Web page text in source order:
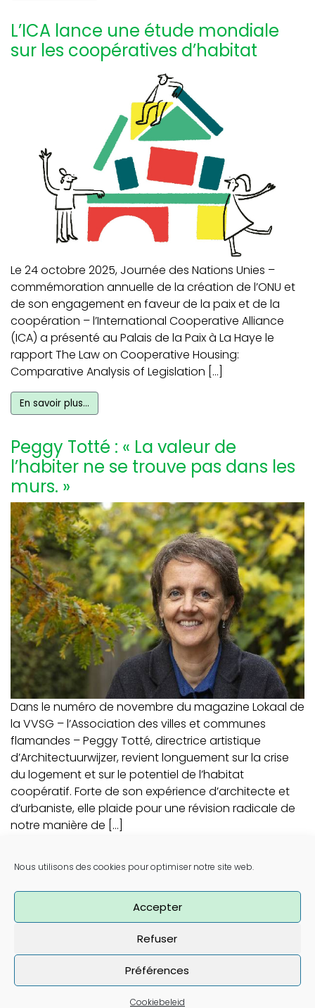
Nous utilisons des cookies pour optimiser notre site web.
Accepter
Refuser
Préférences
Cookiebeleid
L’ICA lance une étude mondiale
sur les coopératives d’habitat
Le 24 octobre 2025, Journée des Nations Unies –
commémoration annuelle de la création de l’ONU et
de son engagement en faveur de la paix et de la
coopération – l’International Cooperative Alliance
(ICA) a présenté au Palais de la Paix à La Haye le
rapport The Law on Cooperative Housing:
Comparative Analysis of Legislation […]
En savoir plus…
Peggy Totté : « La valeur de
l’habiter ne se trouve pas dans les
murs. »
Dans le numéro de novembre du magazine Lokaal de
la VVSG – l’Association des villes et communes
flamandes – Peggy Totté, directrice artistique
d’Architectuurwijzer, revient longuement sur la crise
du logement et sur le potentiel de l’habitat
coopératif. Forte de son expérience d’architecte et
d’urbaniste, elle plaide pour une révision radicale de
notre manière de […]
5 6